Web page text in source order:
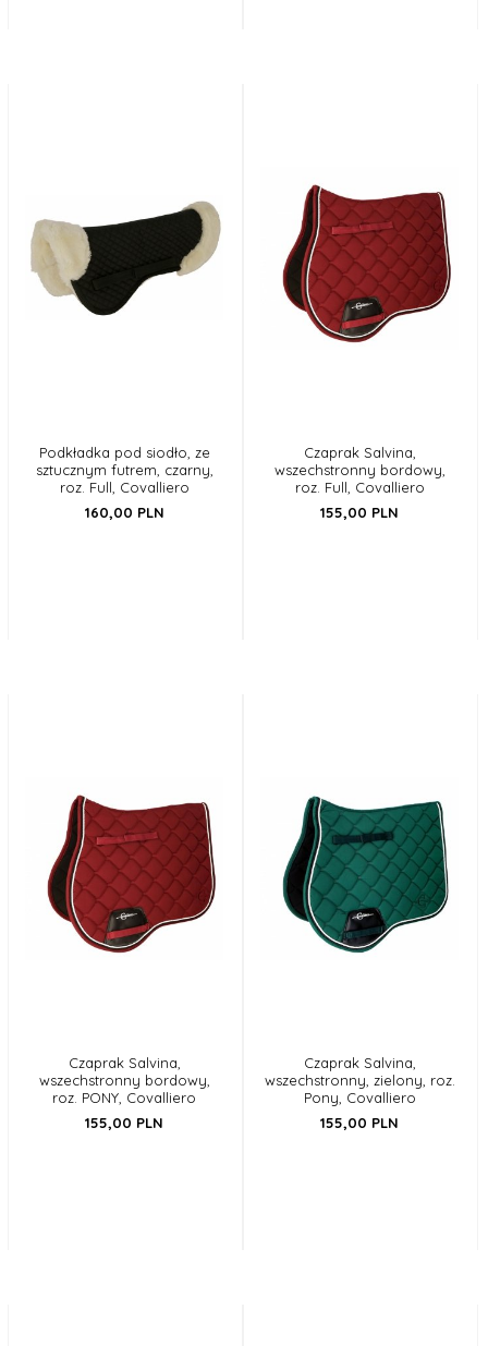
Podkładka pod siodło, ze
sztucznym futrem, czarny,
roz. Full, Covalliero
160,00 PLN
Czaprak Salvina,
wszechstronny bordowy,
roz. Full, Covalliero
155,00 PLN
Czaprak Salvina,
wszechstronny bordowy,
roz. PONY, Covalliero
155,00 PLN
Czaprak Salvina,
wszechstronny, zielony, roz.
Pony, Covalliero
155,00 PLN